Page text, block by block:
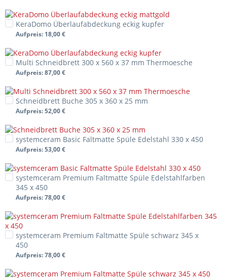
KeraDomo Überlaufabdeckung eckig kupfer
Aufpreis: 18,00 €
Multi Schneidbrett 300 x 560 x 37 mm Thermoesche
Aufpreis: 87,00 €
Schneidbrett Buche 305 x 360 x 25 mm
Aufpreis: 52,00 €
systemceram Basic Faltmatte Spüle Edelstahl 330 x 450
Aufpreis: 53,00 €
systemceram Premium Faltmatte Spüle Edelstahlfarben
345 x 450
Aufpreis: 78,00 €
systemceram Premium Faltmatte Spüle schwarz 345 x
450
Aufpreis: 78,00 €